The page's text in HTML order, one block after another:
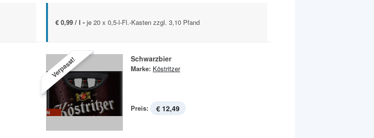
€ 0,99 / l - je 20 x 0,5-l-Fl.-Kasten zzgl. 3,10 Pfand
Verpasst! Schwarzbier
Marke: Köstritzer
Preis: € 12,49